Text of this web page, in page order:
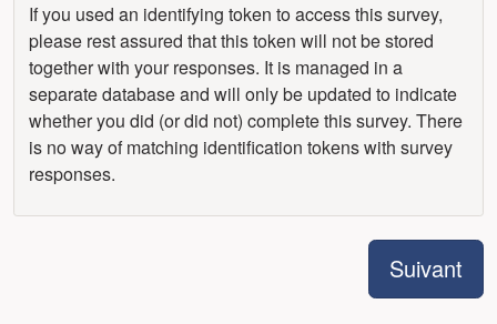
If you used an identifying token to access this survey,
please rest assured that this token will not be stored
together with your responses. It is managed in a
separate database and will only be updated to indicate
whether you did (or did not) complete this survey. There
is no way of matching identification tokens with survey
responses.
Suivant